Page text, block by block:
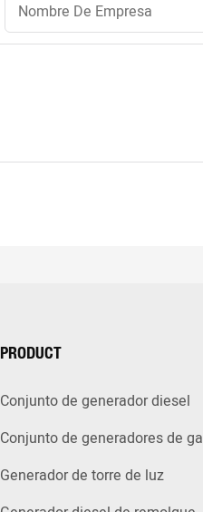
Nombre De Empresa
PRODUCT
Conjunto de generador diesel
Conjunto de generadores de
Generador de torre de luz